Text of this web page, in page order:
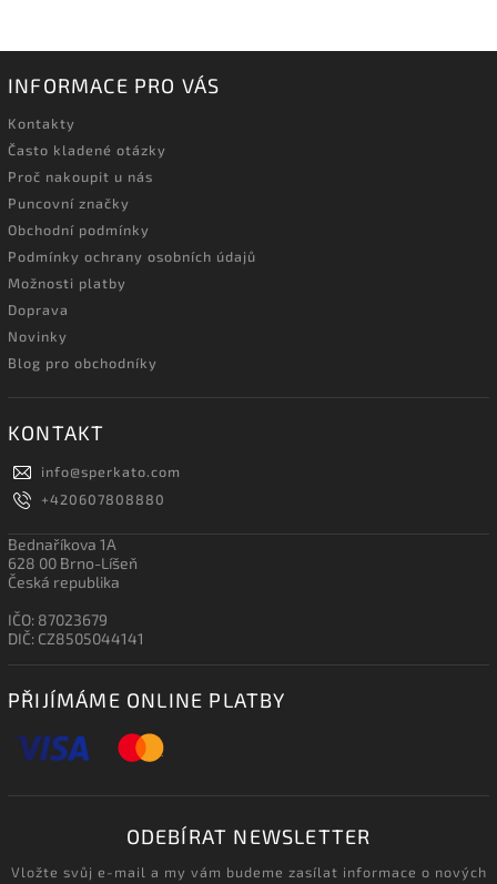
INFORMACE PRO VÁS
Kontakty
Často kladené otázky
Proč nakoupit u nás
Puncovní značky
Obchodní podmínky
Podmínky ochrany osobních údajů
Možnosti platby
Doprava
Novinky
Blog pro obchodníky
KONTAKT
info@sperkato.com
+420607808880
Bednaříkova 1A
628 00 Brno-Líšeň
Česká republika
IČO: 87023679
DIČ: CZ8505044141
PŘIJÍMÁME ONLINE PLATBY
ODEBÍRAT NEWSLETTER
Vložte svůj e-mail a my vám budeme zasílat informace o nových